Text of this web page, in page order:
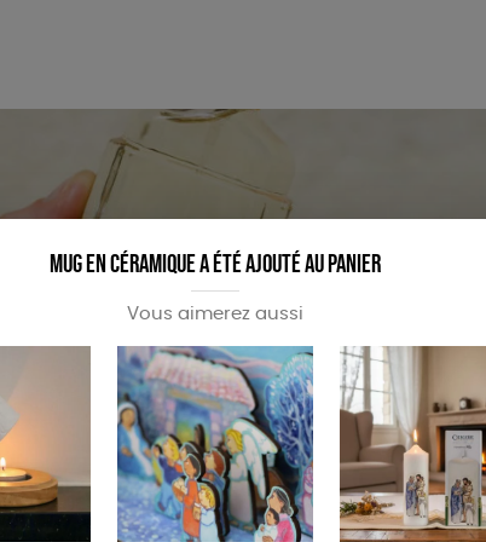
MAISON
LIVRES
Mug en céramique a été ajouté au panier
Vous aimerez aussi